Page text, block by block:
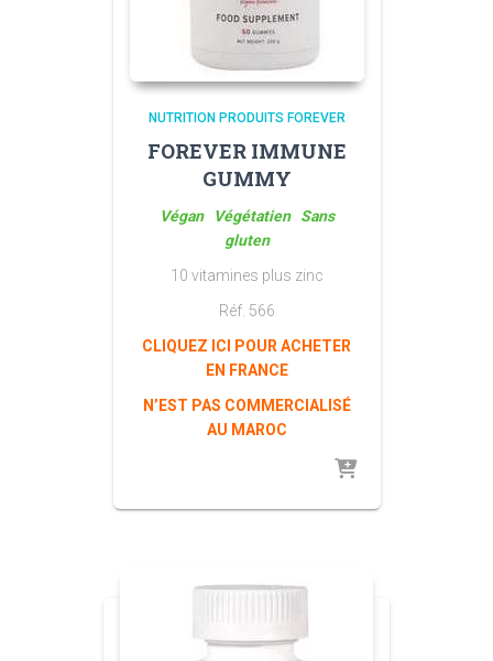
NUTRITION PRODUITS FOREVER
FOREVER IMMUNE
GUMMY
Végan Végétatien Sans
gluten
10 vitamines plus zinc
Réf. 566
CLIQUEZ ICI POUR ACHETER
EN FRANCE
N’EST PAS COMMERCIALISÉ
AU MAROC